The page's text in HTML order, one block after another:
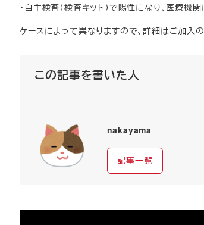
・自主検査（検査キット）で陽性になり、医療
ケースによって異なりますので、詳細はご加入
この記事を書いた人
nakayama
記事一覧